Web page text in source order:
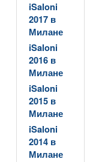
iSaloni
2017 в
Милане
iSaloni
2016 в
Милане
iSaloni
2015 в
Милане
iSaloni
2014 в
Милане